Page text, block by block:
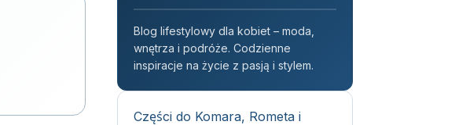
Blog lifestylowy dla kobiet – moda,
wnętrza i podróże. Codzienne
inspiracje na życie z pasją i stylem.
Części do Komara, Rometa i